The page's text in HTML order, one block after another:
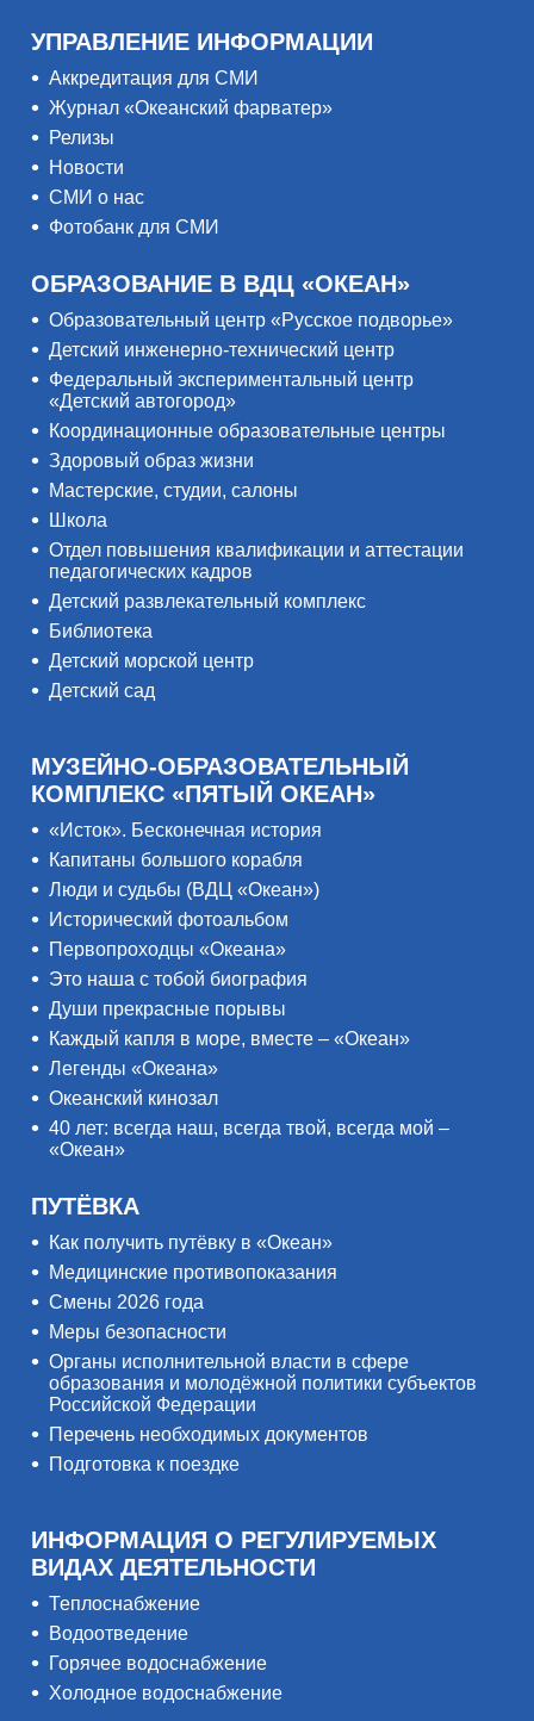
УПРАВЛЕНИЕ ИНФОРМАЦИИ
Аккредитация для СМИ
Журнал «Океанский фарватер»
Релизы
Новости
СМИ о нас
Фотобанк для СМИ
ОБРАЗОВАНИЕ В ВДЦ «ОКЕАН»
Образовательный центр «Русское подворье»
Детский инженерно-технический центр
Федеральный экспериментальный центр
«Детский автогород»
Координационные образовательные центры
Здоровый образ жизни
Мастерские, студии, салоны
Школа
Отдел повышения квалификации и аттестации
педагогических кадров
Детский развлекательный комплекс
Библиотека
Детский морской центр
Детский сад
МУЗЕЙНО-ОБРАЗОВАТЕЛЬНЫЙ
КОМПЛЕКС «ПЯТЫЙ ОКЕАН»
«Исток». Бесконечная история
Капитаны большого корабля
Люди и судьбы (ВДЦ «Океан»)
Исторический фотоальбом
Первопроходцы «Океана»
Это наша с тобой биография
Души прекрасные порывы
Каждый капля в море, вместе – «Океан»
Легенды «Океана»
Океанский кинозал
40 лет: всегда наш, всегда твой, всегда мой –
«Океан»
ПУТЁВКА
Как получить путёвку в «Океан»
Медицинские противопоказания
Смены 2026 года
Меры безопасности
Органы исполнительной власти в сфере
образования и молодёжной политики субъектов
Российской Федерации
Перечень необходимых документов
Подготовка к поездке
ИНФОРМАЦИЯ О РЕГУЛИРУЕМЫХ
ВИДАХ ДЕЯТЕЛЬНОСТИ
Теплоснабжение
Водоотведение
Горячее водоснабжение
Холодное водоснабжение